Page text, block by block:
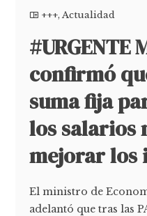
+++,Actualidad
#URGENTE
confirmó
suma fija
los salarios
mejorar los
El ministro de
adelantó que tras las